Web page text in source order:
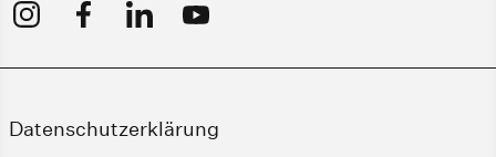
Datenschutzerklärung